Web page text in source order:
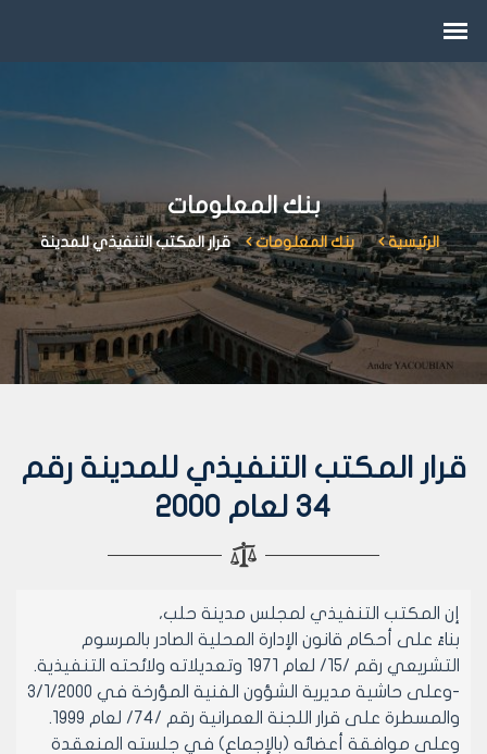
بنك المعلومات
الرئيسية بنك المعلومات قرار المكتب التنفيذي للمدينة
قرار المكتب التنفيذي للمدينة رقم
34 لعام 2000
إن المكتب التنفيذي لمجلس مدينة حلب،
بناءً على أحكام قانون الإدارة المحلية الصادر بالمرسوم
التشريعي رقم /15/ لعام 1971 وتعديلاته ولائحته التنفيذية.
-وعلى حاشية مديرية الشؤون الفنية المؤرخة في 3/1/2000
والمسطرة على قرار اللجنة العمرانية رقم /74/ لعام 1999.
وعلى موافقة أعضائه (بالإجماع) في جلسته المنعقدة